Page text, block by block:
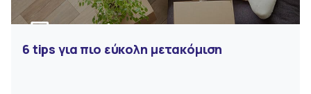
6 tips για πιο εύκολη μετακόμιση